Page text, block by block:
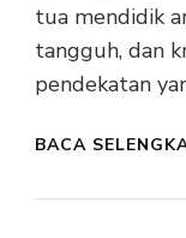
tua mendidik
tangguh, dan
pendekatan
BACA